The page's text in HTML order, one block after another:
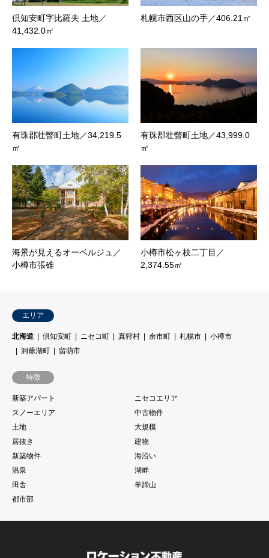
倶知安町字比羅夫 土地／
41,432.0㎡
札幌市西区山の手／406.21㎡
有珠郡壮瞥町土地／34,219.5
㎡
有珠郡壮瞥町土地／43,999.0
㎡
海景が見えるオーベルジュ／
小樽市張碓
小樽市松ヶ枝二丁目／
2,374.55㎡
エリア
北海道 倶知安町 ニセコ町 真狩村 余市町 札幌市
小樽市
洞爺湖町
留萌市
特徴
新築アパート
ニセコエリア
スノーエリア
中古物件
土地
大規模
居抜き
建物
新築物件
海沿い
温泉
湖畔
田舎
羊蹄山
都市部